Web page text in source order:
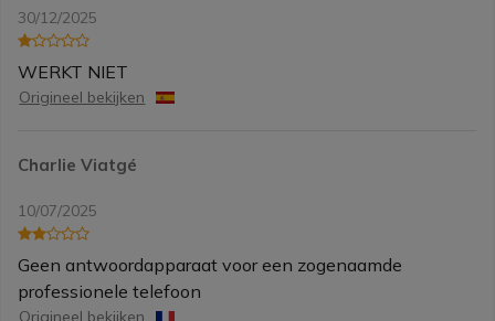
30/12/2025
WERKT NIET
Origineel bekijken
Charlie Viatgé
10/07/2025
Geen antwoordapparaat voor een zogenaamde
professionele telefoon